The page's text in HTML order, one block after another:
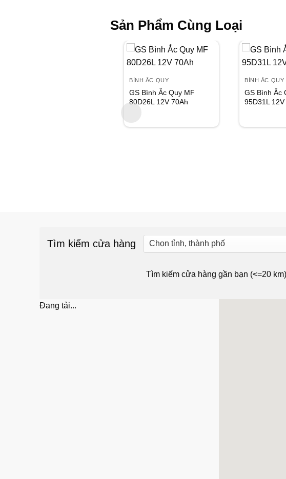
Sản Phẩm Cùng Loại
BÌNH ẮC QUY
GS Bình Ắc Quy MF
80D26L 12V 70Ah
BÌNH ẮC QUY
GS Bình Ắc
95D31L 12V
Tìm kiếm cửa hàng
Tìm kiếm cửa hàng gần bạn (<=20 km)
Đang tải...